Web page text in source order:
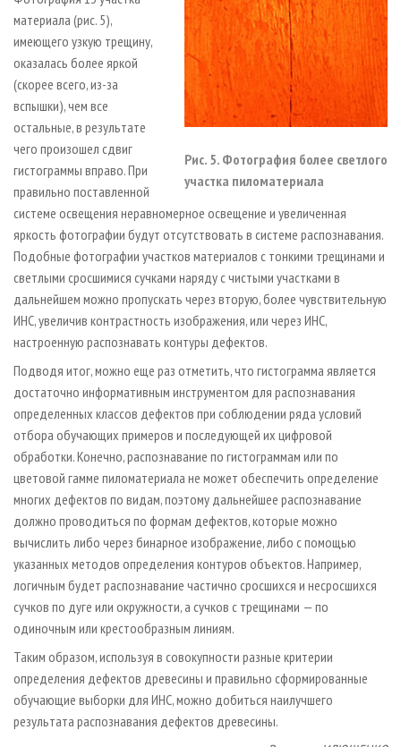
Рис. 5. Фотография более светлого
участка пиломатериала
материала (рис. 5),
имеющего узкую трещину,
оказалась более яркой
(скорее всего, из-за
вспышки), чем все
остальные, в результате
чего произошел сдвиг
гистограммы вправо. При
правильно поставленной
системе освещения неравномерное освещение и увеличенная
яркость фотографии будут отсутствовать в системе распознавания.
Подобные фотографии участков материалов с тонкими трещинами и
светлыми сросшимися сучками наряду с чистыми участками в
дальнейшем можно пропускать через вторую, более чувствительную
ИНС, увеличив контрастность изображения, или через ИНС,
настроенную распознавать контуры дефектов.
Подводя итог, можно еще раз отметить, что гистограмма является
достаточно информативным инструментом для распознавания
определенных классов дефектов при соблюдении ряда условий
отбора обучающих примеров и последующей их цифровой
обработки. Конечно, распознавание по гистограммам или по
цветовой гамме пиломатериала не может обеспечить определение
многих дефектов по видам, поэтому дальнейшее распознавание
должно проводиться по формам дефектов, которые можно
вычислить либо через бинарное изображение, либо с помощью
указанных методов определения контуров объектов. Например,
логичным будет распознавание частично сросшихся и несросшихся
сучков по дуге или окружности, а сучков с трещинами — по
одиночным или крестообразным линиям.
Таким образом, используя в совокупности разные критерии
определения дефектов древесины и правильно сформированные
обучающие выборки для ИНС, можно добиться наилучшего
результата распознавания дефектов древесины.